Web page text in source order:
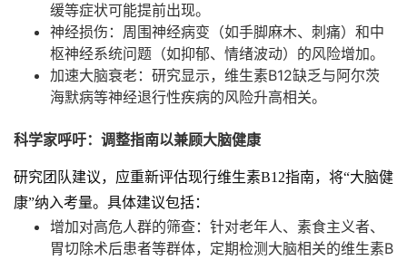
缓等症状可能提前出现。
神经损伤：周围神经病变（如手脚麻木、刺痛）和中
枢神经系统问题（如抑郁、情绪波动）的风险增加。
加速大脑衰老：研究显示，维生素B12缺乏与阿尔茨
海默病等神经退行性疾病的风险升高相关。
科学家呼吁：调整指南以兼顾大脑健康
研究团队建议，应重新评估现行维生素B12指南，将“大脑健
康”纳入考量。具体建议包括：
增加对高危人群的筛查：针对老年人、素食主义者、
胃切除术后患者等群体，定期检测大脑相关的维生素B